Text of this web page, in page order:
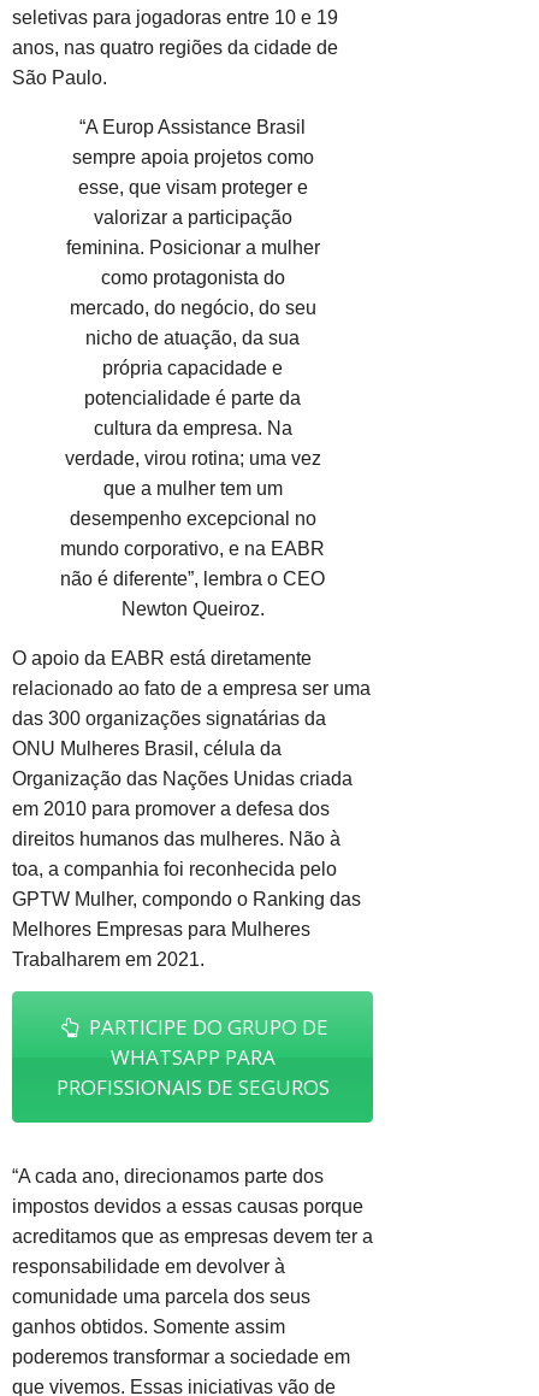
seletivas para jogadoras entre 10 e 19
anos, nas quatro regiões da cidade de
São Paulo.
“A Europ Assistance Brasil
sempre apoia projetos como
esse, que visam proteger e
valorizar a participação
feminina. Posicionar a mulher
como protagonista do
mercado, do negócio, do seu
nicho de atuação, da sua
própria capacidade e
potencialidade é parte da
cultura da empresa. Na
verdade, virou rotina; uma vez
que a mulher tem um
desempenho excepcional no
mundo corporativo, e na EABR
não é diferente”, lembra o CEO
Newton Queiroz.
O apoio da EABR está diretamente
relacionado ao fato de a empresa ser uma
das 300 organizações signatárias da
ONU Mulheres Brasil, célula da
Organização das Nações Unidas criada
em 2010 para promover a defesa dos
direitos humanos das mulheres. Não à
toa, a companhia foi reconhecida pelo
GPTW Mulher, compondo o Ranking das
Melhores Empresas para Mulheres
Trabalharem em 2021.
PARTICIPE DO GRUPO DE
WHATSAPP PARA
PROFISSIONAIS DE SEGUROS
“A cada ano, direcionamos parte dos
impostos devidos a essas causas porque
acreditamos que as empresas devem ter a
responsabilidade em devolver à
comunidade uma parcela dos seus
ganhos obtidos. Somente assim
poderemos transformar a sociedade em
que vivemos. Essas iniciativas vão de